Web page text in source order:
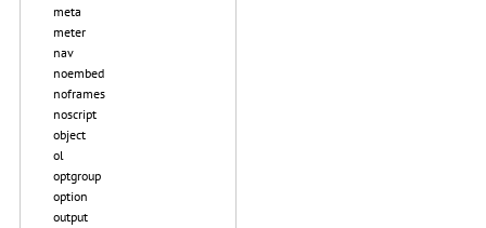
meta
meter
nav
noembed
noframes
noscript
object
ol
optgroup
option
output